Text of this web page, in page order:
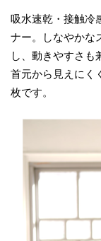
吸水速乾・接触冷
ナー。しなやかな
し、動きやすさも
首元から見えにく
枚です。